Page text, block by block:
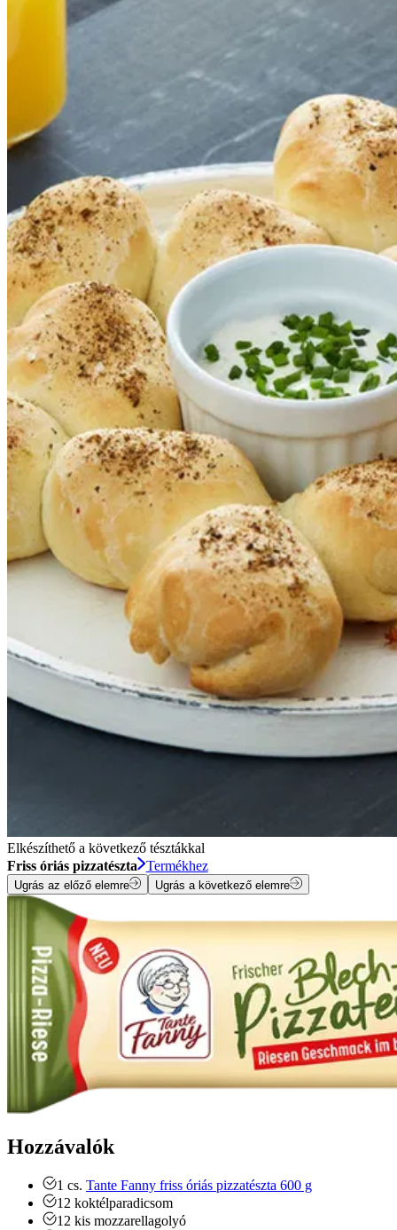
Elkészíthető a következő tésztákkal
Friss óriás pizzatészta
Termékhez
Ugrás az előző elemre Ugrás a következő elemre
Hozzávalók
1 cs. Tante Fanny friss óriás pizzatészta 600 g
12 koktélparadicsom
12 kis mozzarellagolyó